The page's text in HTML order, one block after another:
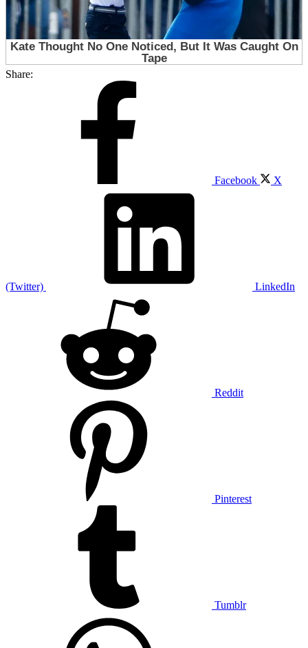
Share:
Facebook X
(Twitter) LinkedIn
Reddit
Pinterest
Tumblr